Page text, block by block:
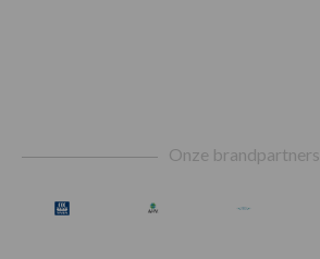
Onze brandpartners